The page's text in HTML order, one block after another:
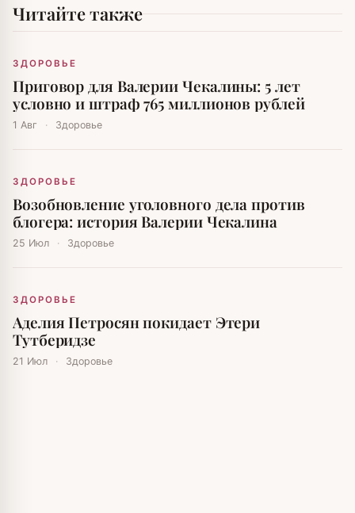
Читайте также
ЗДОРОВЬЕ
Приговор для Валерии Чекалины: 5 лет
условно и штраф 765 миллионов рублей
1 Авг · Здоровье
ЗДОРОВЬЕ
Возобновление уголовного дела против
блогера: история Валерии Чекалина
25 Июл · Здоровье
ЗДОРОВЬЕ
Аделия Петросян покидает Этери
Тутберидзе
21 Июл · Здоровье